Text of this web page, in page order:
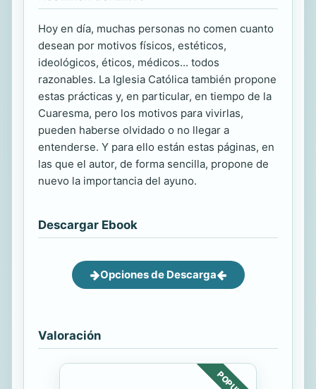
Hoy en día, muchas personas no comen cuanto
desean por motivos físicos, estéticos,
ideológicos, éticos, médicos... todos
razonables. La Iglesia Católica también propone
estas prácticas y, en particular, en tiempo de la
Cuaresma, pero los motivos para vivirlas,
pueden haberse olvidado o no llegar a
entenderse. Y para ello están estas páginas, en
las que el autor, de forma sencilla, propone de
nuevo la importancia del ayuno.
Descargar Ebook
Opciones de Descarga
Valoración